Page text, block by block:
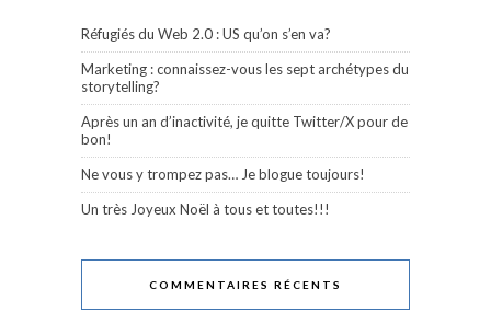
Réfugiés du Web 2.0 : US qu’on s’en va?
Marketing : connaissez-vous les sept archétypes du
storytelling?
Après un an d’inactivité, je quitte Twitter/X pour de
bon!
Ne vous y trompez pas… Je blogue toujours!
Un très Joyeux Noël à tous et toutes!!!
COMMENTAIRES RÉCENTS